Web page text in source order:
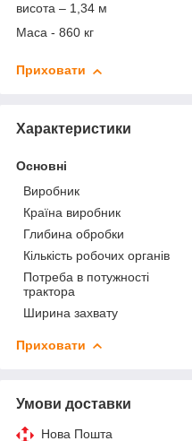
висота – 1,34 м
Маса - 860 кг
Приховати
Характеристики
Основні
Виробник
Країна виробник
Глибина обробки
Кількість робочих органів
Потреба в потужності
трактора
Ширина захвату
Приховати
Умови доставки
Нова Пошта